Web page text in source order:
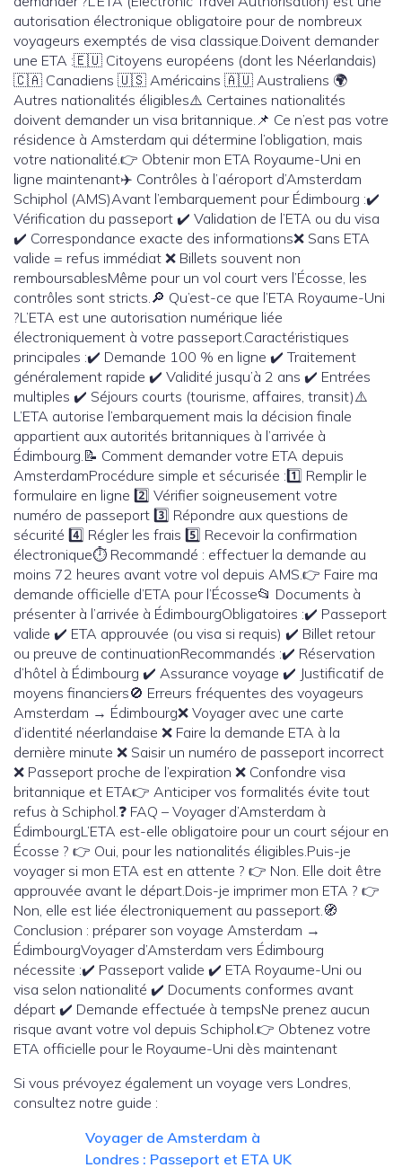
autorisation électronique obligatoire pour de nombreux
voyageurs exemptés de visa classique.Doivent demander
une ETA :🇪🇺 Citoyens européens (dont les Néerlandais)
🇨🇦 Canadiens 🇺🇸 Américains 🇦🇺 Australiens 🌍
Autres nationalités éligibles⚠️ Certaines nationalités
doivent demander un visa britannique.📌 Ce n’est pas votre
résidence à Amsterdam qui détermine l’obligation, mais
votre nationalité.👉 Obtenir mon ETA Royaume-Uni en
ligne maintenant✈️ Contrôles à l’aéroport d’Amsterdam
Schiphol (AMS)Avant l’embarquement pour Édimbourg :✔️
Vérification du passeport ✔️ Validation de l’ETA ou du visa
✔️ Correspondance exacte des informations❌ Sans ETA
valide = refus immédiat ❌ Billets souvent non
remboursablesMême pour un vol court vers l’Écosse, les
contrôles sont stricts.🔎 Qu’est-ce que l’ETA Royaume-Uni
?L’ETA est une autorisation numérique liée
électroniquement à votre passeport.Caractéristiques
principales :✔️ Demande 100 % en ligne ✔️ Traitement
généralement rapide ✔️ Validité jusqu’à 2 ans ✔️ Entrées
multiples ✔️ Séjours courts (tourisme, affaires, transit)⚠️
L’ETA autorise l’embarquement mais la décision finale
appartient aux autorités britanniques à l’arrivée à
Édimbourg.📝 Comment demander votre ETA depuis
AmsterdamProcédure simple et sécurisée :1️⃣ Remplir le
formulaire en ligne 2️⃣ Vérifier soigneusement votre
numéro de passeport 3️⃣ Répondre aux questions de
sécurité 4️⃣ Régler les frais 5️⃣ Recevoir la confirmation
électronique⏱️ Recommandé : effectuer la demande au
moins 72 heures avant votre vol depuis AMS.👉 Faire ma
demande officielle d’ETA pour l’Écosse📂 Documents à
présenter à l’arrivée à ÉdimbourgObligatoires :✔️ Passeport
valide ✔️ ETA approuvée (ou visa si requis) ✔️ Billet retour
ou preuve de continuationRecommandés :✔️ Réservation
d’hôtel à Édimbourg ✔️ Assurance voyage ✔️ Justificatif de
moyens financiers🚫 Erreurs fréquentes des voyageurs
Amsterdam → Édimbourg❌ Voyager avec une carte
d’identité néerlandaise ❌ Faire la demande ETA à la
dernière minute ❌ Saisir un numéro de passeport incorrect
❌ Passeport proche de l’expiration ❌ Confondre visa
britannique et ETA👉 Anticiper vos formalités évite tout
refus à Schiphol.❓ FAQ – Voyager d’Amsterdam à
ÉdimbourgL’ETA est-elle obligatoire pour un court séjour en
Écosse ? 👉 Oui, pour les nationalités éligibles.Puis-je
voyager si mon ETA est en attente ? 👉 Non. Elle doit être
approuvée avant le départ.Dois-je imprimer mon ETA ? 👉
Non, elle est liée électroniquement au passeport.🧭
Conclusion : préparer son voyage Amsterdam →
ÉdimbourgVoyager d’Amsterdam vers Édimbourg
nécessite :✔️ Passeport valide ✔️ ETA Royaume-Uni ou
visa selon nationalité ✔️ Documents conformes avant
départ ✔️ Demande effectuée à tempsNe prenez aucun
risque avant votre vol depuis Schiphol.👉 Obtenez votre
ETA officielle pour le Royaume-Uni dès maintenant
Si vous prévoyez également un voyage vers Londres,
consultez notre guide :
Voyager de Amsterdam à
Londres : Passeport et ETA UK